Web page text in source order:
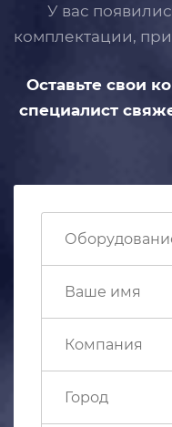
У вас
комплектации,
Оставьте свои
специалист